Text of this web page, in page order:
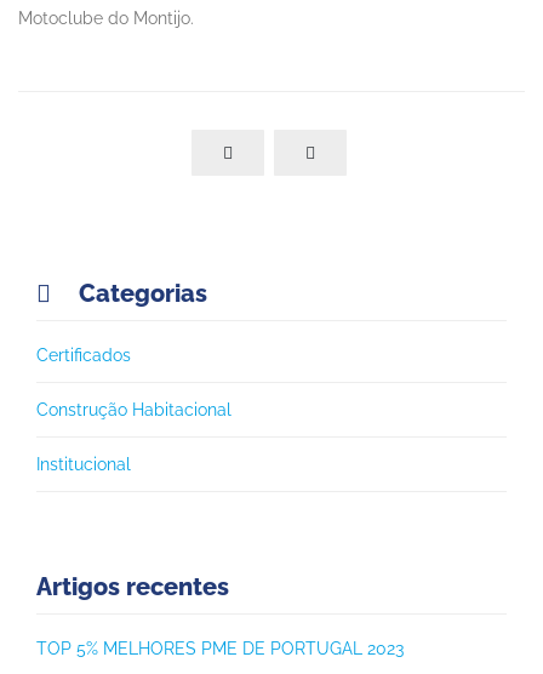
Motoclube do Montijo.
 
 Categorias
Certificados
Construção Habitacional
Institucional
Artigos recentes
TOP 5% MELHORES PME DE PORTUGAL 2023